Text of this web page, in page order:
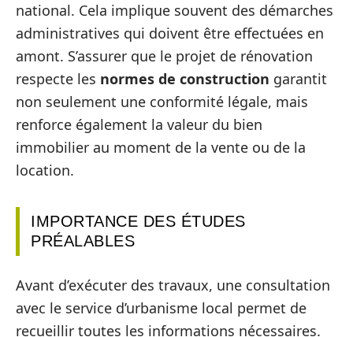
national. Cela implique souvent des démarches
administratives qui doivent être effectuées en
amont. S’assurer que le projet de rénovation
respecte les normes de construction garantit
non seulement une conformité légale, mais
renforce également la valeur du bien
immobilier au moment de la vente ou de la
location.
IMPORTANCE DES ÉTUDES
PRÉALABLES
Avant d’exécuter des travaux, une consultation
avec le service d’urbanisme local permet de
recueillir toutes les informations nécessaires.